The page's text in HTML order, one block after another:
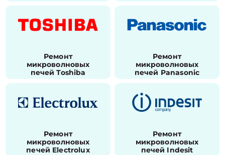
Ремонт
микроволновых
печей Toshiba
Ремонт
микроволновых
печей Panasonic
Ремонт
микроволновых
печей Electrolux
Ремонт
микроволновых
печей Indesit